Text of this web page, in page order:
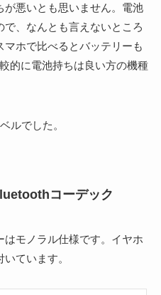
が悪いとも思いません。電池
、なんとも言えないところ
ホで比べるとバッテリーも
的に電池持ちは良い方の機種
ルでした。
コーデック
はモノラル仕様です。イヤホ
ています。